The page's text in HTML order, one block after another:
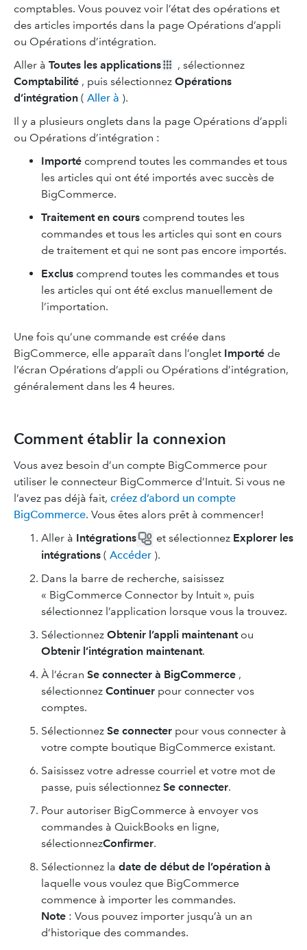
comptables. Vous pouvez voir l’état des opérations et
des articles importés dans la page Opérations d’appli
ou Opérations d’intégration.
Aller à Toutes les applications
, sélectionnez
Comptabilité , puis sélectionnez Opérations
d’intégration ( Aller à ).
Il y a plusieurs onglets dans la page Opérations d’appli
ou Opérations d’intégration :
Importé comprend toutes les commandes et tous
les articles qui ont été importés avec succès de
BigCommerce.
Traitement en cours comprend toutes les
commandes et tous les articles qui sont en cours
de traitement et qui ne sont pas encore importés.
Exclus comprend toutes les commandes et tous
les articles qui ont été exclus manuellement de
l’importation.
Une fois qu’une commande est créée dans
BigCommerce, elle apparaît dans l’onglet Importé de
l’écran Opérations d’appli ou Opérations d’intégration,
généralement dans les 4 heures.
Comment établir la connexion
Vous avez besoin d’un compte BigCommerce pour
utiliser le connecteur BigCommerce d’Intuit. Si vous ne
l’avez pas déjà fait, créez d’abord un compte
BigCommerce. Vous êtes alors prêt à commencer!
Aller à Intégrations et sélectionnez Explorer les
intégrations ( Accéder ).
Dans la barre de recherche, saisissez
« BigCommerce Connector by Intuit », puis
sélectionnez l’application lorsque vous la trouvez.
Sélectionnez Obtenir l’appli maintenantou
Obtenir l’intégration maintenant.
À l’écran Se connecter à BigCommerce ,
sélectionnez Continuer pour connecter vos
comptes.
Sélectionnez Se connecter pour vous connecter à
votre compte boutique BigCommerce existant.
Saisissez votre adresse courriel et votre mot de
passe, puis sélectionnez Se connecter.
Pour autoriser BigCommerce à envoyer vos
commandes à QuickBooks en ligne,
sélectionnezConfirmer.
Sélectionnez la date de début de l’opération à
laquelle vous voulez que BigCommerce
commence à importer les commandes.
Note : Vous pouvez importer jusqu’à un an
d’historique des commandes.